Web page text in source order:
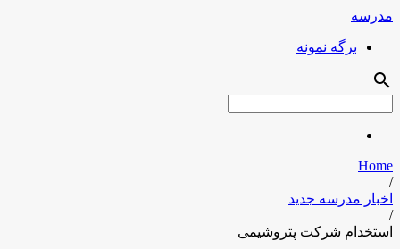
مدرسه
برگه نمونه
search
Home
/
اخبار مدرسه جدید
/
استخدام شرکت پتروشیمی